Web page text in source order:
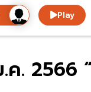
Play
. 2566